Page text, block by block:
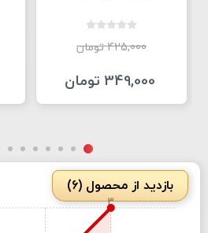
425,000 تومان
349,000 تومان
بازدید از محصول (6)
3